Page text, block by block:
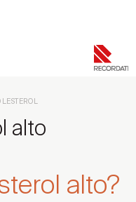
alto
alto?